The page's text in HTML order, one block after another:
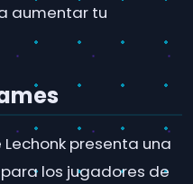
aumentar tu
presenta una
los jugadores de